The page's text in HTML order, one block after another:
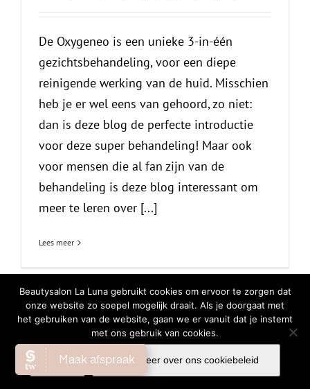
De Oxygeneo is een unieke 3-in-één
gezichtsbehandeling, voor een diepe
reinigende werking van de huid. Misschien
heb je er wel eens van gehoord, zo niet:
dan is deze blog de perfecte introductie
voor deze super behandeling! Maar ook
voor mensen die al fan zijn van de
behandeling is deze blog interessant om
meer te leren over [...]
Lees meer
© Copyright2026 | All Rights Reserved | Privacy Verklaring |Cookiebeleid
Facebook
Instagram
Beautysalon La Luna gebruikt cookies om ervoor te zorgen dat
onze website zo soepel mogelijk draait. Als je doorgaat met
het gebruiken van de website, gaan we er vanuit dat je instemt
met ons gebruik van cookies.
Ok Lees meer over ons cookiebeleid